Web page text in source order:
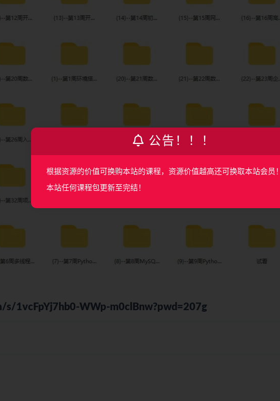
s/1vcFpYj7hb0-WWp-m0clBnw?pwd=207g
公告！！！
根据资源的价值可换购本站的课程，资源价值越高还可换取本站会员！
本站任何课程包更新至完结！